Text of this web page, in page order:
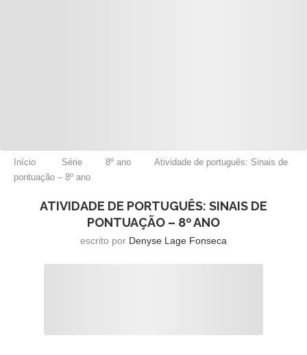
Início Série 8º ano
Atividade de português: Sinais de
pontuação – 8º ano
ATIVIDADE DE PORTUGUÊS: SINAIS DE
PONTUAÇÃO – 8º ANO
escrito por Denyse Lage Fonseca